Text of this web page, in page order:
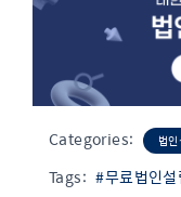
Categories: 법
Tags: #무료법인설